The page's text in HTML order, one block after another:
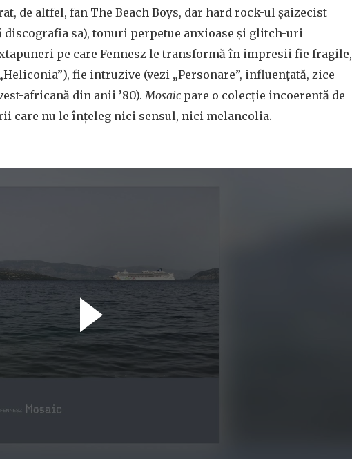
de altfel, fan The Beach Boys, dar hard rock-ul șaizecist
sa), tonuri perpetue anxioase și glitch-uri
pe care Fennesz le transformă în impresii fie fragile,
fie intruzive (vezi „Personare”, influențată, zice
africană din anii ’80). Mosaic pare o colecție incoerentă de
care nu le înțeleg nici sensul, nici melancolia.